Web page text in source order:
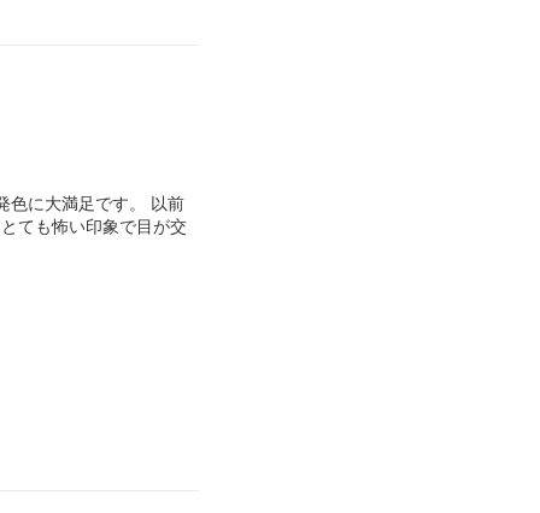
色に大満足です。 以前
ても怖い印象で目が交